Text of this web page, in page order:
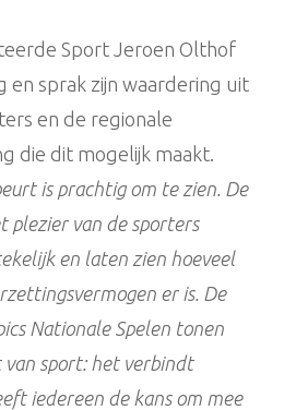
Sport Jeroen Olthof
en sprak zijn waardering uit
en de regionale
die dit mogelijk maakt.
is prachtig om te zien. De
plezier van de sporters
en laten zien hoeveel
er is. De
Nationale Spelen tonen
van sport: het verbindt
iedereen de kans om mee